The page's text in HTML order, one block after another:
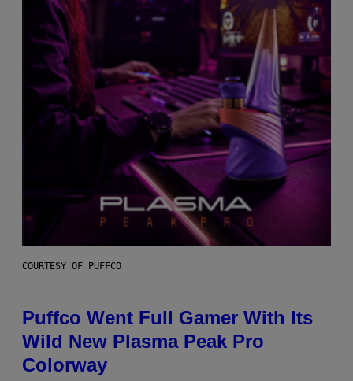
COURTESY OF PUFFCO
Puffco Went Full Gamer With Its
Wild New Plasma Peak Pro
Colorway